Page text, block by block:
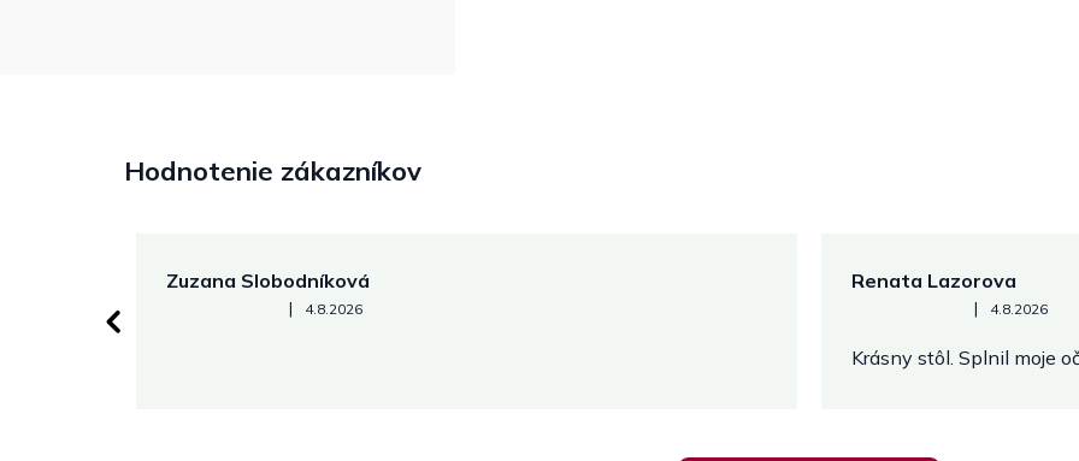
Hodnotenie zákazníkov
Zuzana Slobodníková
Hodnotenie obchodu je 5 z 5 hviezdičiek.
| 4.8.2026
Renata Lazorova
Hodnotenie obchodu je 5 z
| 4.8.2026
Krásny stôl. Splnil moje